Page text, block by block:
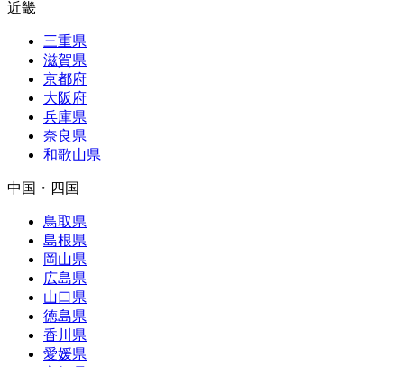
近畿
三重県
滋賀県
京都府
大阪府
兵庫県
奈良県
和歌山県
中国・四国
鳥取県
島根県
岡山県
広島県
山口県
徳島県
香川県
愛媛県